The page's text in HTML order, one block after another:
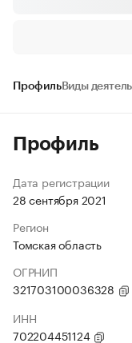
ПрофильВиды
Профиль
Дата регистрации
28 сентября 2021
Регион
Томская область
ОГРНИП
321703100036328
ИНН
702204451124